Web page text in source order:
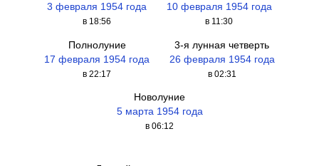
3 февраля 1954 года
в 18:56
10 февраля 1954 года
в 11:30
Полнолуние
17 февраля 1954 года
в 22:17
3-я лунная четверть
26 февраля 1954 года
в 02:31
Новолуние
5 марта 1954 года
в 06:12